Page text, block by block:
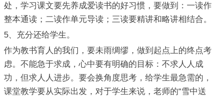
处，学习课文要先养成爱读书的好习惯，要做到：一读作
整本通读；二读作单元导读；三读要精讲和略讲相结合。
5、充分还给学生。
作为教书育人的我们，要未雨绸缪，做到起点上的终点考
虑。不能急于求成，心中要有明确的目标：不求人人成
功，但求人人进步。要会换角度思考，给学生最急需的，
课堂教学要从实际出发，对于学生来说，老师的“雪中送